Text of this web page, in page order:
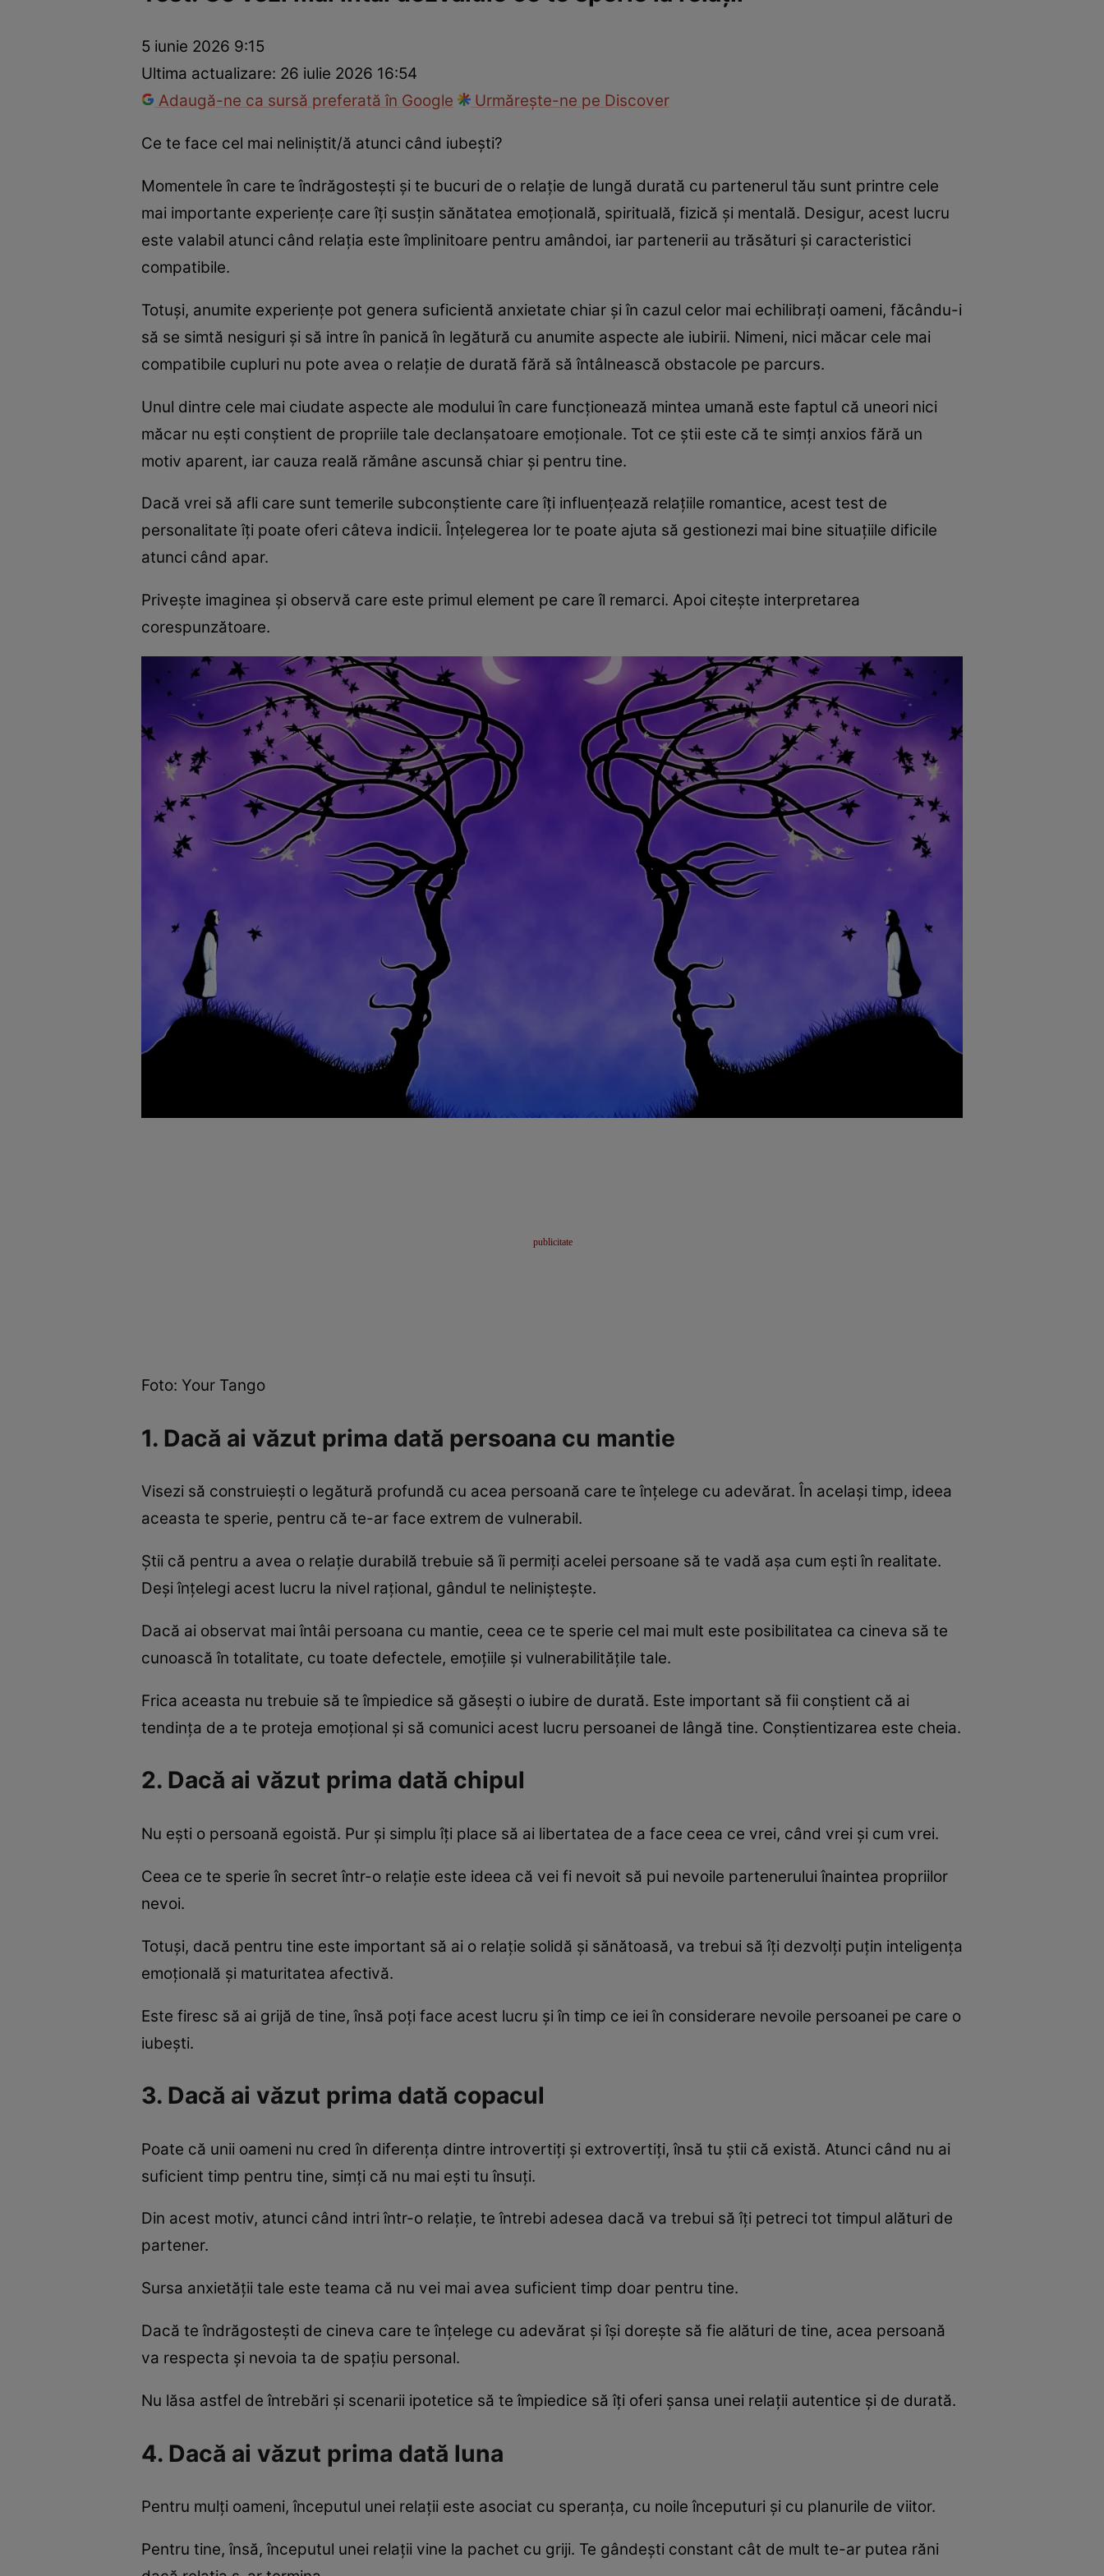
Prevenție și tratament Remedii naturiste
5 iunie 2026 9:15
Ultima actualizare: 26 iulie 2026 16:54
Adaugă-ne ca sursă preferată în Google
Urmărește-ne pe Discover
Ce te face cel mai neliniștit/ă atunci când iubești?
Momentele în care te îndrăgostești și te bucuri de o relație de lungă durată cu partenerul tău sunt printre cele
mai importante experiențe care îți susțin sănătatea emoțională, spirituală, fizică și mentală. Desigur, acest lucru
este valabil atunci când relația este împlinitoare pentru amândoi, iar partenerii au trăsături și caracteristici
compatibile.
Totuși, anumite experiențe pot genera suficientă anxietate chiar și în cazul celor mai echilibrați oameni, făcându-i
să se simtă nesiguri și să intre în panică în legătură cu anumite aspecte ale iubirii. Nimeni, nici măcar cele mai
compatibile cupluri nu pote avea o relație de durată fără să întâlnească obstacole pe parcurs.
Unul dintre cele mai ciudate aspecte ale modului în care funcționează mintea umană este faptul că uneori nici
măcar nu ești conștient de propriile tale declanșatoare emoționale. Tot ce știi este că te simți anxios fără un
motiv aparent, iar cauza reală rămâne ascunsă chiar și pentru tine.
Dacă vrei să afli care sunt temerile subconștiente care îți influențează relațiile romantice, acest test de
personalitate îți poate oferi câteva indicii. Înțelegerea lor te poate ajuta să gestionezi mai bine situațiile dificile
atunci când apar.
Privește imaginea și observă care este primul element pe care îl remarci. Apoi citește interpretarea
corespunzătoare.
Foto: Your Tango
1. Dacă ai văzut prima dată persoana cu mantie
Visezi să construiești o legătură profundă cu acea persoană care te înțelege cu adevărat. În același timp, ideea
aceasta te sperie, pentru că te-ar face extrem de vulnerabil.
Știi că pentru a avea o relație durabilă trebuie să îi permiți acelei persoane să te vadă așa cum ești în realitate.
Deși înțelegi acest lucru la nivel rațional, gândul te neliniștește.
Dacă ai observat mai întâi persoana cu mantie, ceea ce te sperie cel mai mult este posibilitatea ca cineva să te
cunoască în totalitate, cu toate defectele, emoțiile și vulnerabilitățile tale.
Frica aceasta nu trebuie să te împiedice să găsești o iubire de durată. Este important să fii conștient că ai
tendința de a te proteja emoțional și să comunici acest lucru persoanei de lângă tine. Conștientizarea este cheia.
2. Dacă ai văzut prima dată chipul
Nu ești o persoană egoistă. Pur și simplu îți place să ai libertatea de a face ceea ce vrei, când vrei și cum vrei.
Ceea ce te sperie în secret într-o relație este ideea că vei fi nevoit să pui nevoile partenerului înaintea propriilor
nevoi.
Totuși, dacă pentru tine este important să ai o relație solidă și sănătoasă, va trebui să îți dezvolți puțin inteligența
emoțională și maturitatea afectivă.
Este firesc să ai grijă de tine, însă poți face acest lucru și în timp ce iei în considerare nevoile persoanei pe care o
iubești.
3. Dacă ai văzut prima dată copacul
Poate că unii oameni nu cred în diferența dintre introvertiți și extrovertiți, însă tu știi că există. Atunci când nu ai
suficient timp pentru tine, simți că nu mai ești tu însuți.
Din acest motiv, atunci când intri într-o relație, te întrebi adesea dacă va trebui să îți petreci tot timpul alături de
partener.
Sursa anxietății tale este teama că nu vei mai avea suficient timp doar pentru tine.
Dacă te îndrăgostești de cineva care te înțelege cu adevărat și își dorește să fie alături de tine, acea persoană
va respecta și nevoia ta de spațiu personal.
Nu lăsa astfel de întrebări și scenarii ipotetice să te împiedice să îți oferi șansa unei relații autentice și de durată.
4. Dacă ai văzut prima dată luna
Pentru mulți oameni, începutul unei relații este asociat cu speranța, cu noile începuturi și cu planurile de viitor.
Pentru tine, însă, începutul unei relații vine la pachet cu griji. Te gândești constant cât de mult te-ar putea răni